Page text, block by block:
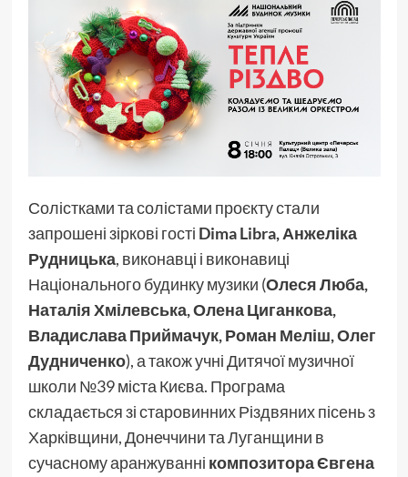
Солістками та солістами проєкту стали
запрошені зіркові гості Dima Libra, Анжеліка
Рудницька, виконавці і виконавиці
Національного будинку музики (Олеся Люба,
Наталія Хмілевська, Олена Циганкова,
Владислава Приймачук, Роман Меліш, Олег
Дудниченко), а також учні Дитячої музичної
школи №39 міста Києва. Програма
складається зі старовинних Різдвяних пісень з
Харківщини, Донеччини та Луганщини в
сучасному аранжуванні композитора Євгена